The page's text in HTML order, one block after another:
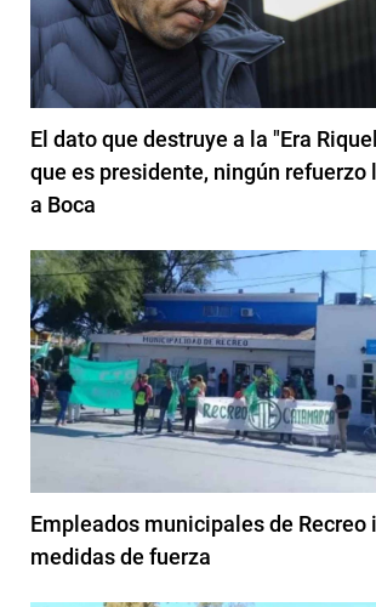
El dato que destruye a la "Era
que es presidente, ningún refuerzo
a Boca
Empleados municipales de Recreo
medidas de fuerza